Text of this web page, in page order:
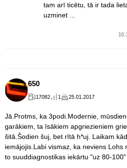
tam arī ticētu, tā ir tada
uzminet ...
650
17082 1 25.01.2017
Jā.Protms, ka 3podi.Modernie,
garākiem, ta īsākiem apgriezieniem
šitā.Šodien šuj, bet rītā h*uj. Laikam
iemājojis.Labi vismaz, ka neviens Lohs
to suuddiagnostikas iekārtu "uz 80-